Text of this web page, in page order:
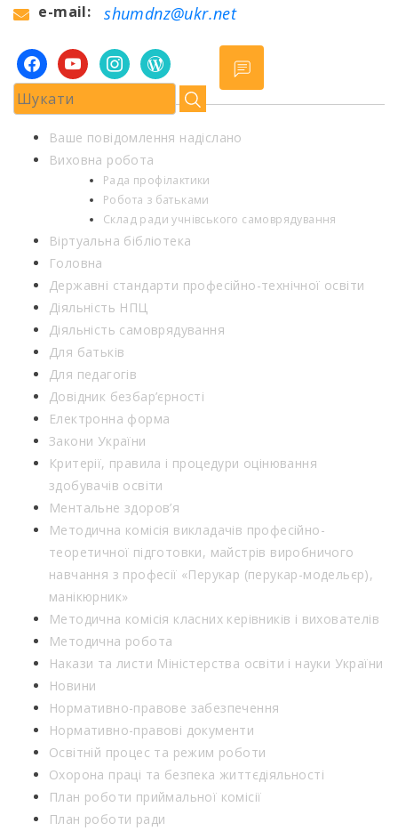
e-mail: shumdnz@ukr.net
facebookyoutubeinstagramwordpress
Ваше повідомлення надіслано
Виховна робота
Рада профілактики
Робота з батьками
Склад ради учнівського самоврядування
Віртуальна бібліотека
Головна
Державні стандарти професійно-технічної освіти
Діяльність НПЦ
Діяльність самоврядування
Для батьків
Для педагогів
Довідник безбар’єрності
Електронна форма
Закони України
Критерії, правила і процедури оцінювання
здобувачів освіти
Ментальне здоров’я
Методична комісія викладачів професійно-
теоретичної підготовки, майстрів виробничого
навчання з професії «Перукар (перукар-модельєр),
манікюрник»
Методична комісія класних керівників і вихователів
Методична робота
Накази та листи Міністерства освіти і науки України
Новини
Нормативно-правове забезпечення
Нормативно-правові документи
Освітній процес та режим роботи
Охорона праці та безпека життєдіяльності
План роботи приймальної комісії
План роботи ради